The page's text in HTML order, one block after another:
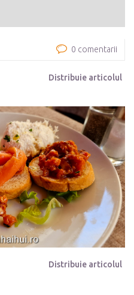
0 comentarii
Distribuie articolul
Distribuie articolul